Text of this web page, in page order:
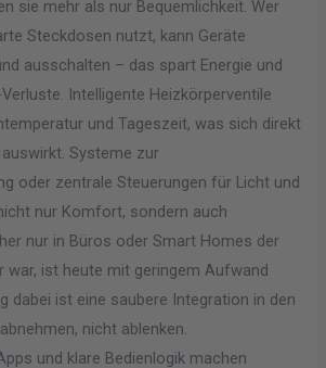
sie mehr als nur Bequemlichkeit. Wer
Steckdosen nutzt, kann Geräte
ausschalten – das spart Energie und
Intelligente Heizkörperventile
und Tageszeit, was sich direkt
Systeme zur
oder zentrale Steuerungen für Licht und
nur Komfort, sondern auch
nur in Büros oder Smart Homes der
war, ist heute mit geringem Aufwand
dabei ist eine saubere Integration in den
nicht ablenken.
und klare Bedienlogik machen